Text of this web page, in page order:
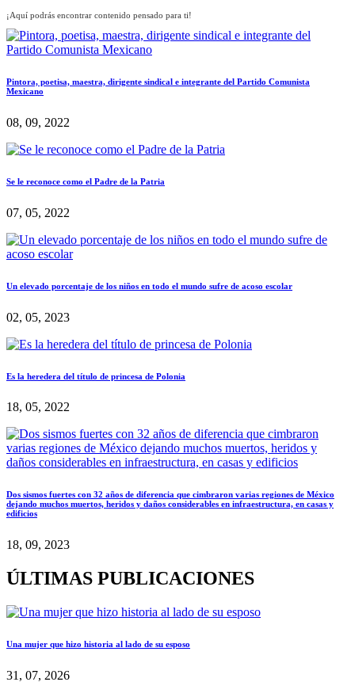
¡Aquí podrás encontrar contenido pensado para ti!
Pintora, poetisa, maestra, dirigente sindical e integrante del Partido Comunista
Mexicano
08, 09, 2022
Se le reconoce como el Padre de la Patria
07, 05, 2022
Un elevado porcentaje de los niños en todo el mundo sufre de acoso escolar
02, 05, 2023
Es la heredera del título de princesa de Polonia
18, 05, 2022
Dos sismos fuertes con 32 años de diferencia que cimbraron varias regiones de México
dejando muchos muertos, heridos y daños considerables en infraestructura, en casas y
edificios
18, 09, 2023
ÚLTIMAS PUBLICACIONES
Una mujer que hizo historia al lado de su esposo
31, 07, 2026